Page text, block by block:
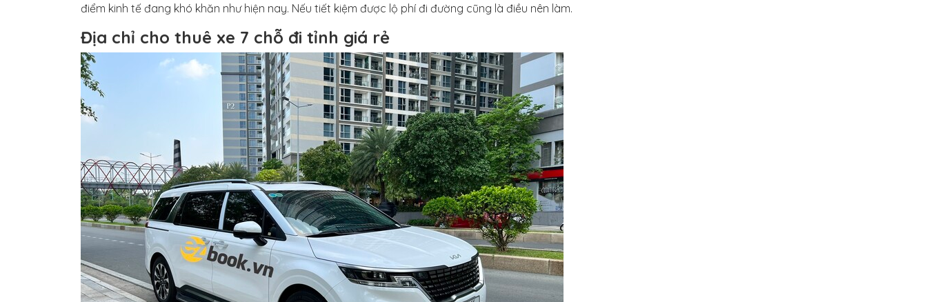
điểm kinh tế đang khó khăn như hiện nay. Nếu tiết kiệm được lộ phí đi đường cũng là điều nên làm.
Địa chỉ cho thuê xe 7 chỗ đi tỉnh giá rẻ